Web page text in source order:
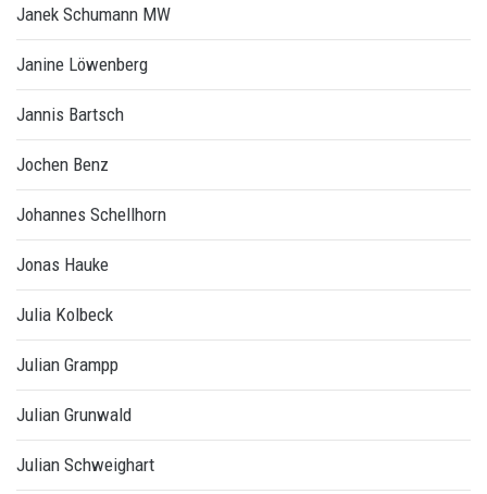
Janek Schumann MW
Janine Löwenberg
Jannis Bartsch
Jochen Benz
Johannes Schellhorn
Jonas Hauke
Julia Kolbeck
Julian Grampp
Julian Grunwald
Julian Schweighart